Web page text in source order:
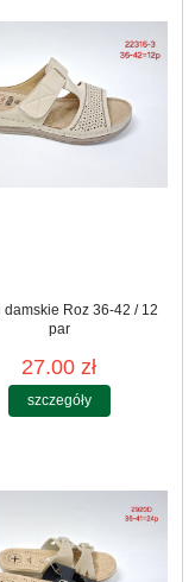
damskie Roz 36-42 / 12
par
27.00 zł
szczegóły